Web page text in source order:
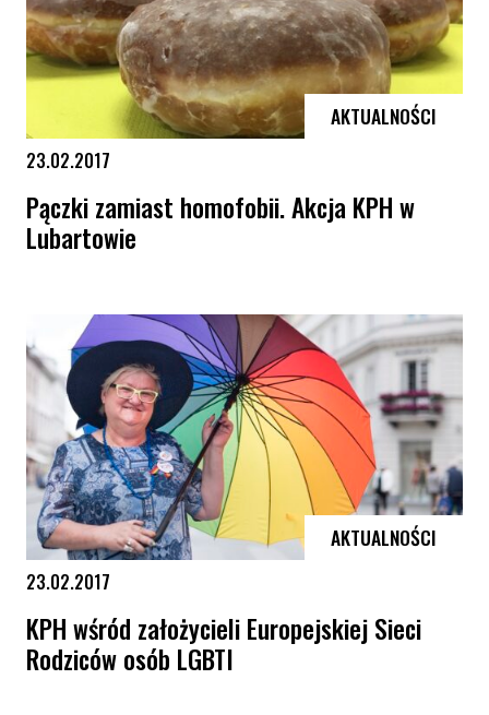
AKTUALNOŚCI
23.02.2017
Pączki zamiast homofobii. Akcja KPH w
Lubartowie
AKTUALNOŚCI
23.02.2017
KPH wśród założycieli Europejskiej Sieci
Rodziców osób LGBTI